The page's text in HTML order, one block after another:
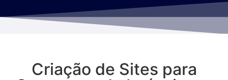
Criação de Sites para